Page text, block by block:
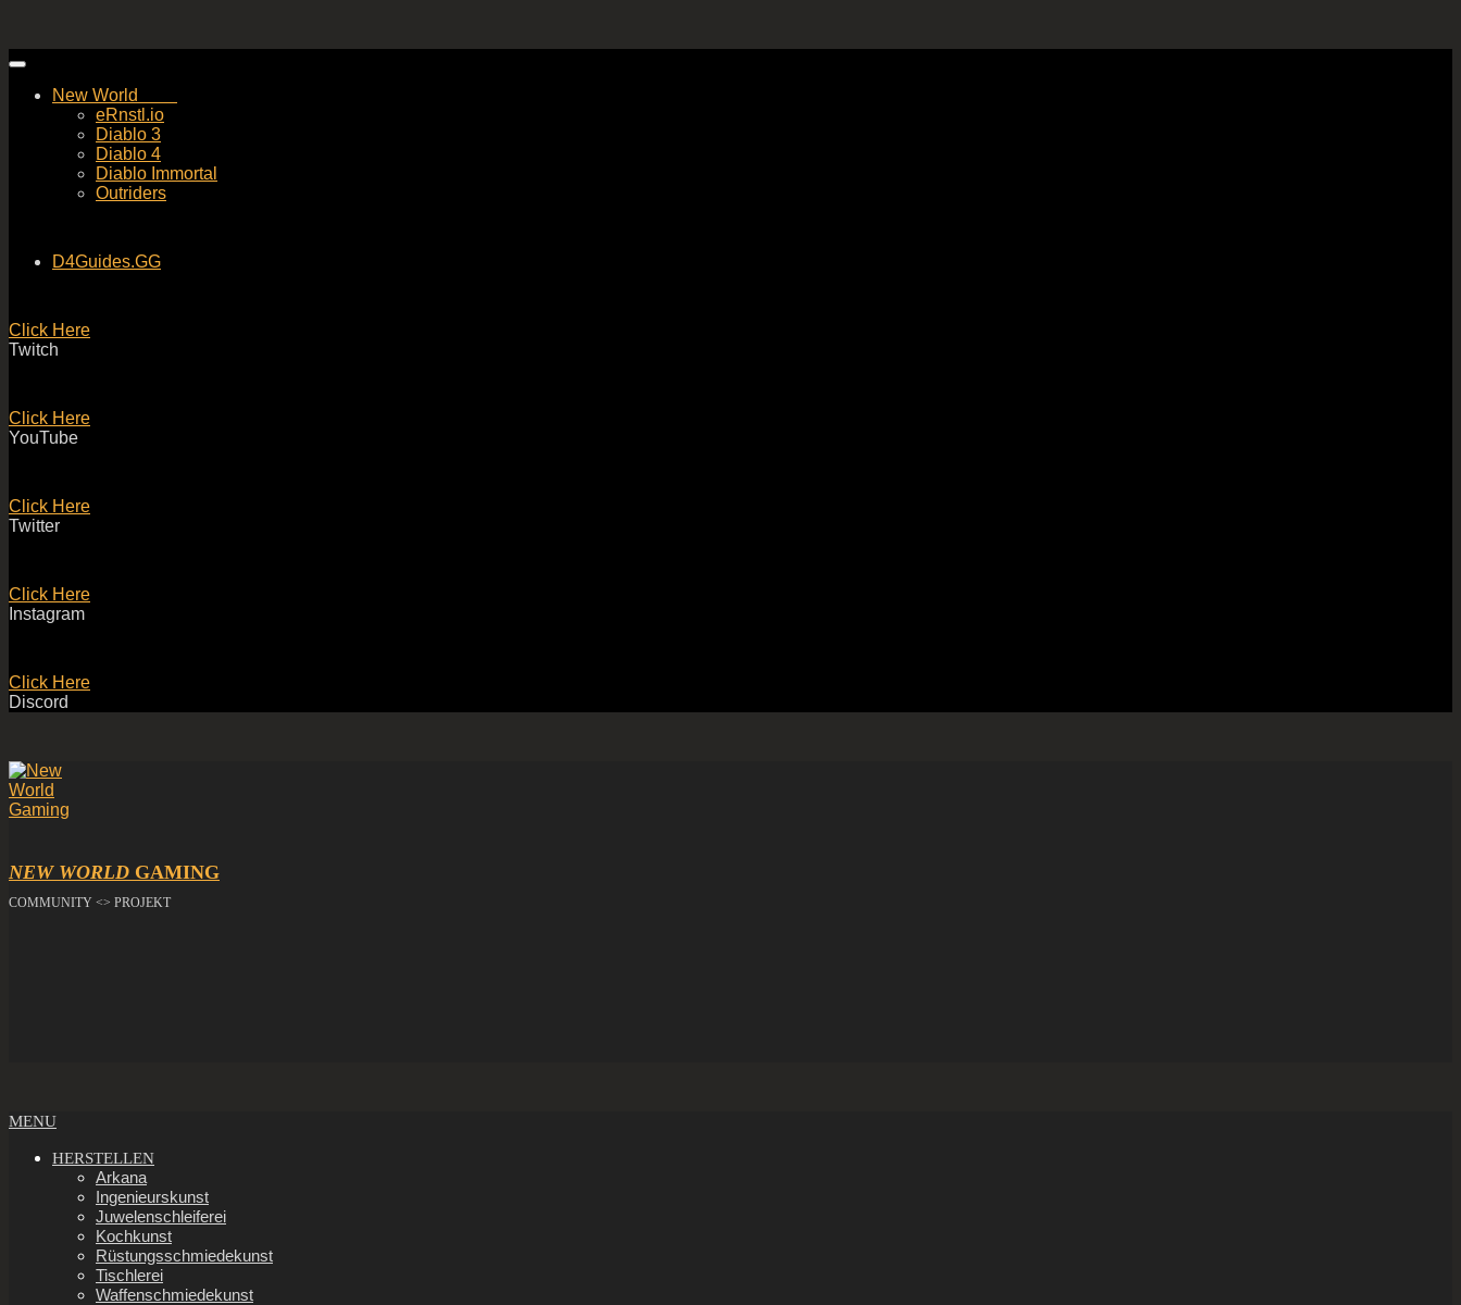
Skip
contentNew World
eRnstl.io
Diablo 3
Diablo 4
Diablo Immortal
Outriders
D4Guides.GG
Click Here
Twitch
Click Here
YouTube
Click Here
Twitter
Click Here
Instagram
Click Here
Discord
NEW WORLD GAMING
COMMUNITY <> PROJEKT
Secondary
Menu
MENU
HERSTELLEN
Arkana
Ingenieurskunst
Juwelenschleiferei
Kochkunst
Rüstungsschmiedekunst
Tischlerei
Waffenschmiedekunst